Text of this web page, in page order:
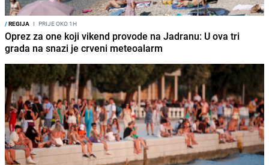
/REGIJA I PRIJE OKO 1H
Oprez za one koji vikend provode na Jadranu: U ova tri
grada na snazi je crveni meteoalarm